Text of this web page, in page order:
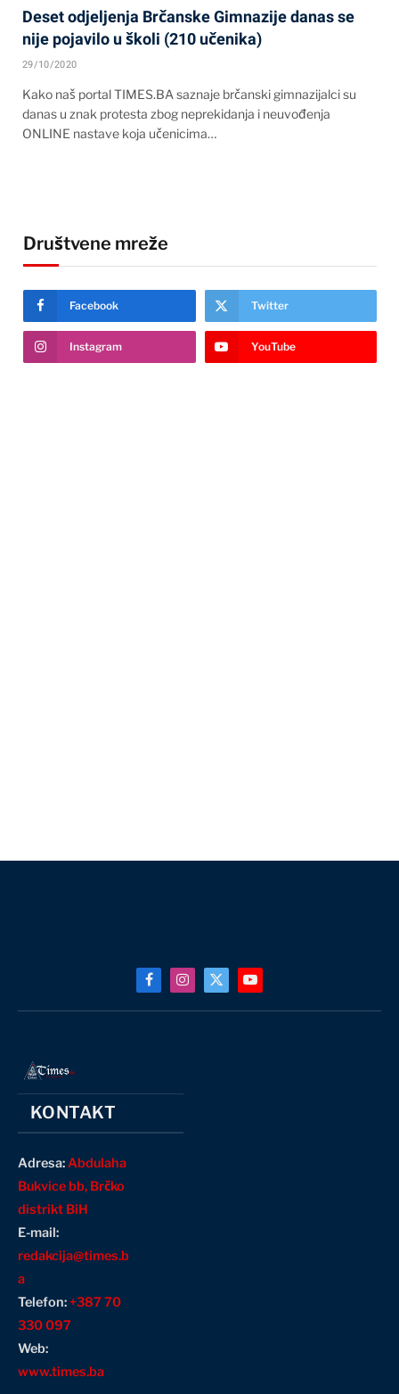
Deset odjeljenja Brčanske Gimnazije danas se
nije pojavilo u školi (210 učenika)
29/10/2020
Kako naš portal TIMES.BA saznaje brčanski gimnazijalci su
danas u znak protesta zbog neprekidanja i neuvođenja
ONLINE nastave koja učenicima…
Društvene mreže
Facebook Twitter
Instagram YouTube
FacebookInstagram
X
YouTube
KONTAKT
Adresa: Abdulaha
Bukvice bb, Brčko
distrikt BiH
E-mail:
redakcija@times.b
a
Telefon:+387 70
330 097
Web:
www.times.ba